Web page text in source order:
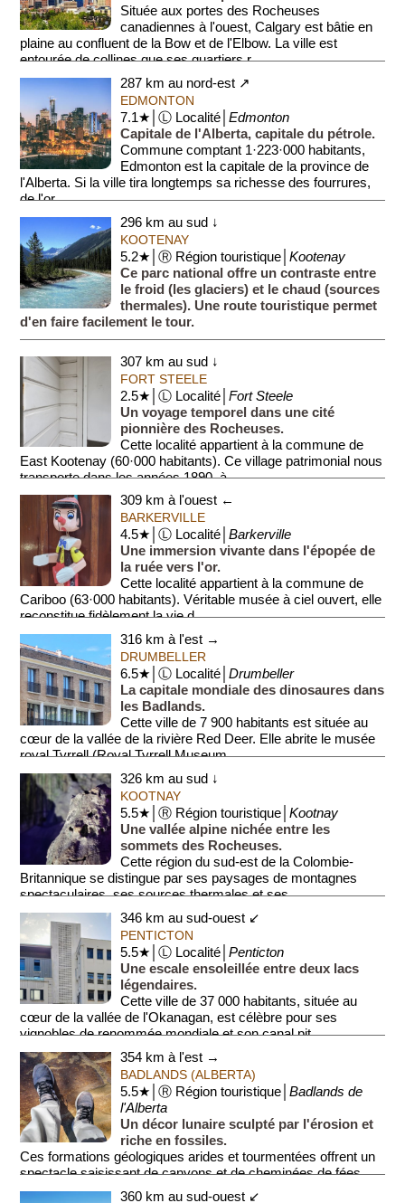
Située aux portes des Rocheuses
canadiennes à l'ouest, Calgary est bâtie en
plaine au confluent de la Bow et de l'Elbow. La ville est
entourée de collines que ses quartiers r...
287 km au nord-est ↗
EDMONTON
7.1★│Ⓛ Localité│Edmonton
Capitale de l'Alberta, capitale du pétrole.
Commune comptant 1·223·000 habitants,
Edmonton est la capitale de la province de
l'Alberta. Si la ville tira longtemps sa richesse des fourrures,
de l'or...
296 km au sud ↓
KOOTENAY
5.2★│Ⓡ Région touristique│Kootenay
Ce parc national offre un contraste entre
le froid (les glaciers) et le chaud (sources
thermales). Une route touristique permet
d'en faire facilement le tour.
307 km au sud ↓
FORT STEELE
2.5★│Ⓛ Localité│Fort Steele
Un voyage temporel dans une cité
pionnière des Rocheuses.
Cette localité appartient à la commune de
East Kootenay (60·000 habitants). Ce village patrimonial nous
transporte dans les années 1890, à...
309 km à l'ouest ←
BARKERVILLE
4.5★│Ⓛ Localité│Barkerville
Une immersion vivante dans l'épopée de
la ruée vers l'or.
Cette localité appartient à la commune de
Cariboo (63·000 habitants). Véritable musée à ciel ouvert, elle
reconstitue fidèlement la vie d...
316 km à l'est →
DRUMBELLER
6.5★│Ⓛ Localité│Drumbeller
La capitale mondiale des dinosaures dans
les Badlands.
Cette ville de 7 900 habitants est située au
cœur de la vallée de la rivière Red Deer. Elle abrite le musée
royal Tyrrell (Royal Tyrrell Museum...
326 km au sud ↓
KOOTNAY
5.5★│Ⓡ Région touristique│Kootnay
Une vallée alpine nichée entre les
sommets des Rocheuses.
Cette région du sud-est de la Colombie-
Britannique se distingue par ses paysages de montagnes
spectaculaires, ses sources thermales et ses...
346 km au sud-ouest ↙
PENTICTON
5.5★│Ⓛ Localité│Penticton
Une escale ensoleillée entre deux lacs
légendaires.
Cette ville de 37 000 habitants, située au
cœur de la vallée de l'Okanagan, est célèbre pour ses
vignobles de renommée mondiale et son canal pit...
354 km à l'est →
BADLANDS (ALBERTA)
5.5★│Ⓡ Région touristique│Badlands de
l'Alberta
Un décor lunaire sculpté par l'érosion et
riche en fossiles.
Ces formations géologiques arides et tourmentées offrent un
spectacle saisissant de canyons et de cheminées de fées
(Hoodoos). La régi...360 km au sud-ouest ↙